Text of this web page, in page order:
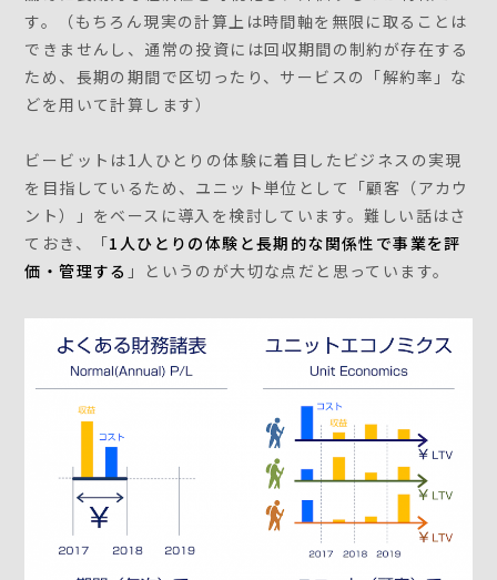
す。（もちろん現実の計算上は時間軸を無限に取ることは
できませんし、通常の投資には回収期間の制約が存在する
ため、長期の期間で区切ったり、サービスの「解約率」な
どを用いて計算します）
ビービットは1人ひとりの体験に着目したビジネスの実現
を目指しているため、ユニット単位として「顧客（アカウ
ント）」をベースに導入を検討しています。難しい話はさ
ておき、「1人ひとりの体験と長期的な関係性で事業を評
価・管理する 」というのが大切な点だと思っています。